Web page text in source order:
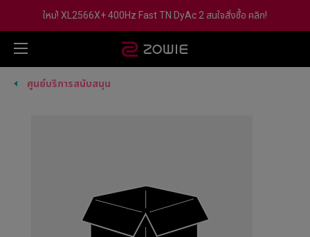
ใหม่! XL2566X+ 400Hz Fast TN DyAc 2 สนใจสั่งซื้อ คลิก!
ศูนย์บริการสนับสนุน